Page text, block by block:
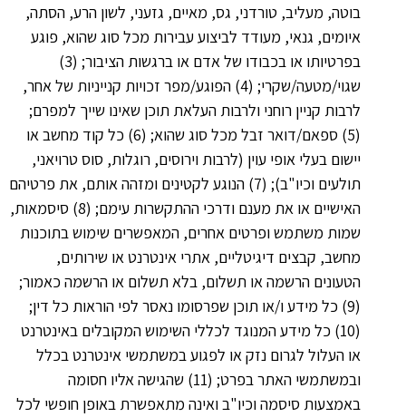
בוטה, מעליב, טורדני, גס, מאיים, גזעני, לשון הרע, הסתה,
איומים, גנאי, מעודד לביצוע עבירות מכל סוג שהוא, פוגע
בפרטיותו או בכבודו של אדם או ברגשות הציבור; (3)
שגוי/מטעה/שקרי; (4) הפוגע/מפר זכויות קנייניות של אחר,
לרבות קניין רוחני ולרבות העלאת תוכן שאינו שייך למפרם;
(5) ספאם/דואר זבל מכל סוג שהוא; (6) כל קוד מחשב או
יישום בעלי אופי עוין (לרבות וירוסים, רוגלות, סוס טרויאני,
תולעים וכיו"ב); (7) הנוגע לקטינים ומזהה אותם, את פרטיהם
האישיים או את מענם ודרכי ההתקשרות עימם; (8) סיסמאות,
שמות משתמש ופרטים אחרים, המאפשרים שימוש בתוכנות
מחשב, קבצים דיגיטליים, אתרי אינטרנט או שירותים,
הטעונים הרשמה או תשלום, בלא תשלום או הרשמה כאמור;
(9) כל מידע ו/או תוכן שפרסומו נאסר לפי הוראות כל דין;
(10) כל מידע המנוגד לכללי השימוש המקובלים באינטרנט
או העלול לגרום נזק או לפגוע במשתמשי אינטרנט בכלל
ובמשתמשי האתר בפרט; (11) שהגישה אליו חסומה
באמצעות סיסמה וכיו"ב ואינה מתאפשרת באופן חופשי לכל